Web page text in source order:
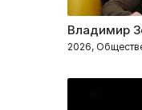
Владимир
2026,